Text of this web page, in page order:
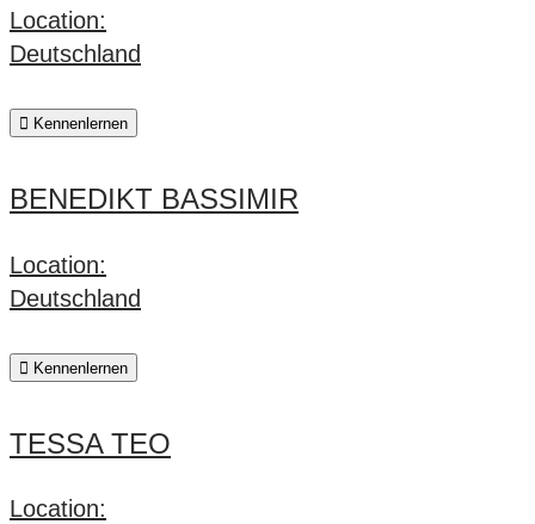
Location:
Deutschland
Kennenlernen
BENEDIKT BASSIMIR
Location:
Deutschland
Kennenlernen
TESSA TEO
Location: